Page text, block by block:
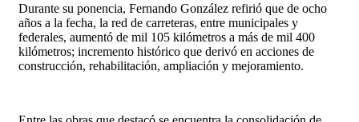
Durante su ponencia, Fernando González refirió que de ocho
años a la fecha, la red de carreteras, entre municipales y
federales, aumentó de mil 105 kilómetros a más de mil 400
kilómetros; incremento histórico que derivó en acciones de
construcción, rehabilitación, ampliación y mejoramiento.